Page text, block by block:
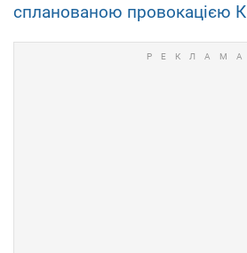
спланованою провокацією